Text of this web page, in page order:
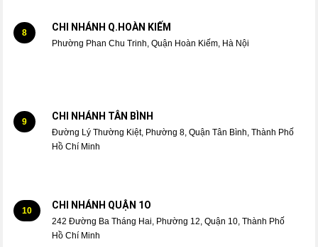
8 CHI NHÁNH Q.HOÀN KIẾM
Phường Phan Chu Trinh, Quận Hoàn Kiếm, Hà Nội
9 CHI NHÁNH TÂN BÌNH
Đường Lý Thường Kiệt, Phường 8, Quận Tân Bình, Thành Phố
Hồ Chí Minh
10 CHI NHÁNH QUẬN 1O
242 Đường Ba Tháng Hai, Phường 12, Quận 10, Thành Phố
Hồ Chí Minh